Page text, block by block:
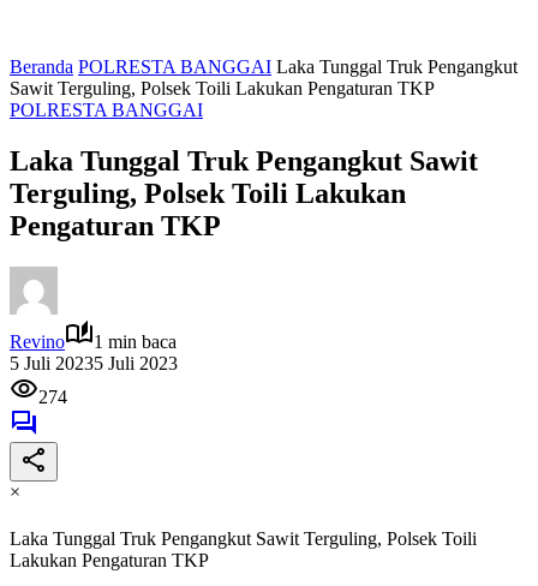
Beranda POLRESTA BANGGAI Laka Tunggal Truk Pengangkut
Sawit Terguling, Polsek Toili Lakukan Pengaturan TKP
POLRESTA BANGGAI
Laka Tunggal Truk Pengangkut Sawit
Terguling, Polsek Toili Lakukan
Pengaturan TKP
Revino
1 min baca
5 Juli 20235 Juli 2023
274
×
Laka Tunggal Truk Pengangkut Sawit Terguling, Polsek Toili
Lakukan Pengaturan TKP